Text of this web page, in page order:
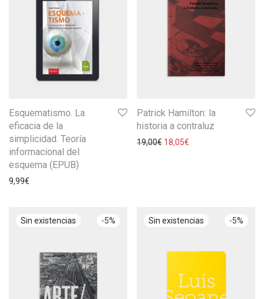
Esquematismo. La
eficacia de la
simplicidad. Teoría
informacional del
esquema (EPUB)
9,99€
Patrick Hamilton: la
historia a contraluz
19,00€ 18,05€
-5% -5%